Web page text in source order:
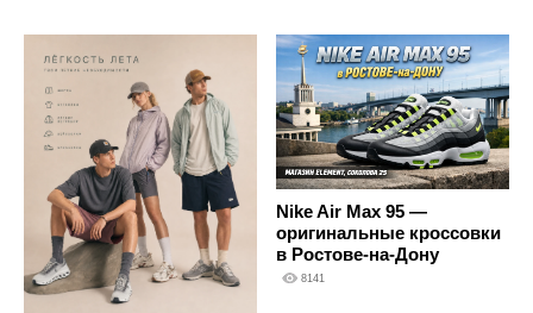
Nike Air Max 95 —
оригинальные кроссовки
в Ростове-на-Дону
8141